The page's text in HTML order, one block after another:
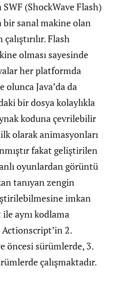
(ShockWave Flash)
bir sanal makine olan
Flash
olması sayesinde
her platformda
olunca Java’da da
bir dosya kolaylıkla
koduna çevrilebilir
olarak animasyonları
fakat geliştirilen
oyunlardan görüntü
tanıyan zengin
imkan
ile aynı kodlama
2.
öncesi sürümlerde, 3.
çalışmaktadır.